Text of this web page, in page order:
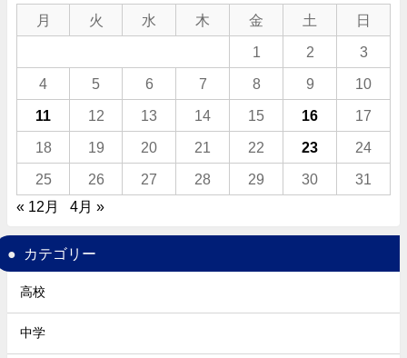
月 火 水 木 金 土 日
1 2 3
4 5 6 7 8 9 10
11 12 13 14 15 16 17
18 19 20 21 22 23 24
25 26 27 28 29 30
31
« 12月
4月 »
カテゴリー
高校
中学